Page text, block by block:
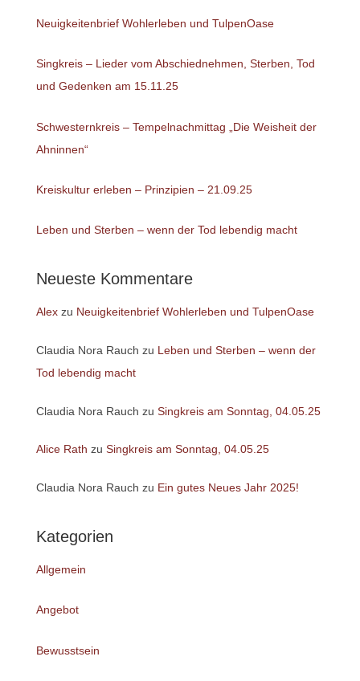
Neuigkeitenbrief Wohlerleben und TulpenOase
Singkreis – Lieder vom Abschiednehmen, Sterben, Tod
und Gedenken am 15.11.25
Schwesternkreis – Tempelnachmittag „Die Weisheit der
Ahninnen“
Kreiskultur erleben – Prinzipien – 21.09.25
Leben und Sterben – wenn der Tod lebendig macht
Neueste Kommentare
Alexzu Neuigkeitenbrief Wohlerleben und TulpenOase
Claudia Nora Rauch zu Leben und Sterben – wenn der
Tod lebendig macht
Claudia Nora Rauch zu Singkreis am Sonntag, 04.05.25
Alice Rath zu Singkreis am Sonntag, 04.05.25
Claudia Nora Rauch zu Ein gutes Neues Jahr 2025!
Kategorien
Allgemein
Angebot
Bewusstsein